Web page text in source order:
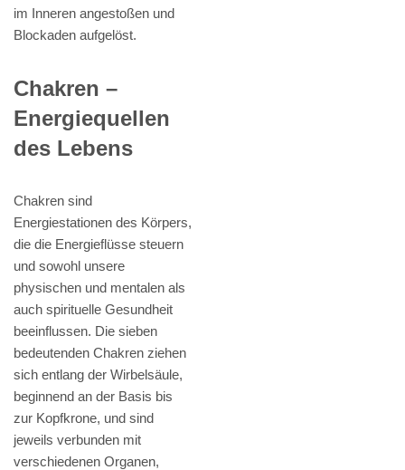
im Inneren angestoßen und
Blockaden aufgelöst.
Chakren –
Energiequellen
des Lebens
Chakren sind
Energiestationen des Körpers,
die die Energieflüsse steuern
und sowohl unsere
physischen und mentalen als
auch spirituelle Gesundheit
beeinflussen. Die sieben
bedeutenden Chakren ziehen
sich entlang der Wirbelsäule,
beginnend an der Basis bis
zur Kopfkrone, und sind
jeweils verbunden mit
verschiedenen Organen,